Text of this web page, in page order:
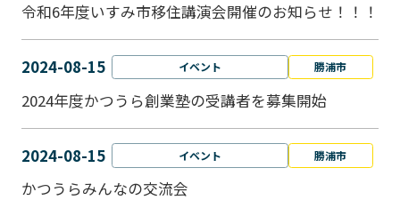
令和6年度いすみ市移住講演会開催のお知らせ！！！
2024-08-15 イベント 勝浦市
2024年度かつうら創業塾の受講者を募集開始
2024-08-15 イベント 勝浦市
かつうらみんなの交流会